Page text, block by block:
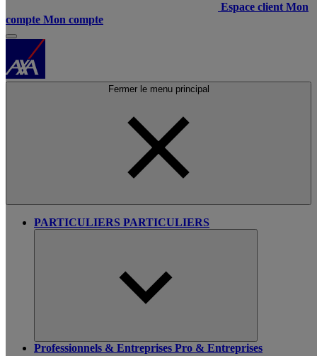
Espace client Mon
compte Mon compte
Fermer le menu principal
PARTICULIERS PARTICULIERS
Professionnels & Entreprises Pro & Entreprises